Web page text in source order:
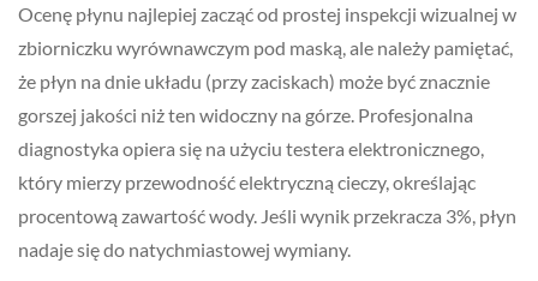
Ocenę płynu najlepiej zacząć od prostej inspekcji wizualnej w
zbiorniczku wyrównawczym pod maską, ale należy pamiętać,
że płyn na dnie układu (przy zaciskach) może być znacznie
gorszej jakości niż ten widoczny na górze. Profesjonalna
diagnostyka opiera się na użyciu testera elektronicznego,
który mierzy przewodność elektryczną cieczy, określając
procentową zawartość wody. Jeśli wynik przekracza 3%, płyn
nadaje się do natychmiastowej wymiany.